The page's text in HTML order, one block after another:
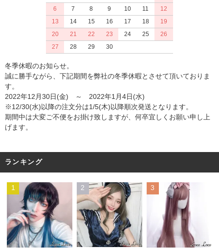
6
7 8 9 10 11
12
13
14 15 16 17 18
19
20
21 22 23 24 25
26
27
28 29 30
冬季休暇のお知らせ。
誠に勝手ながら、下記期間を弊社の冬季休暇とさせて頂いておりま
す。
2022年12月30日(金) ～ 2022年1月4日(水)
※12/30(水)以降の注文分は1/5(木)以降順次発送となります。
期間中は大変ご不便をお掛け致しますが、何卒宜しくお願い申し上
げます。
ランキング
1 2 3